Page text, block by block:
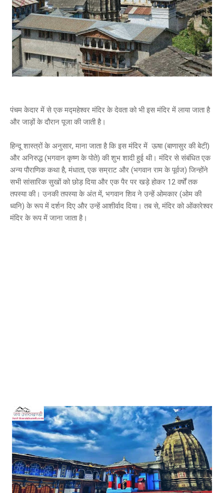
पंचम केदार में से एक मद्महेश्वर मंदिर के देवता को भी इस मंदिर में लाया जाता है
और जाड़ों के दौरान पूजा की जाती है।
हिन्दू शास्त्रों के अनुसार, माना जाता है कि इस मंदिर में ऊषा (बाणासुर की बेटी)
और अनिरुद्ध (भगवान कृष्ण के पोते) की शुभ शादी हुई थी। मंदिर से संबंधित एक
अन्य पौराणिक कथा है, मंधाता, एक सम्राट और (भगवान राम के पूर्वज) जिन्होंने
सभी सांसारिक सुखों को छोड़ दिया और एक पैर पर खड़े होकर 12 वर्षों तक
तपस्या की। उनकी तपस्या के अंत में, भगवान शिव ने उन्हें ओमकार (ओम की
ध्वनि) के रूप में दर्शन दिए और उन्हें आशीर्वाद दिया। तब से, मंदिर को ओंकारेश्वर
मंदिर के रूप में जाना जाता है।